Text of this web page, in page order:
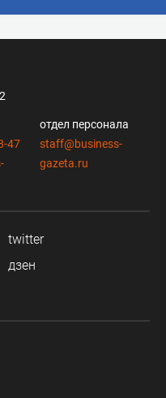
47
отдел персонала
staff@business-
gazeta.ru
twitter
дзен